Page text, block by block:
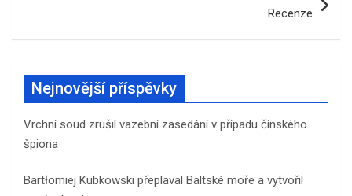
Recenze
Nejnovější příspěvky
Vrchní soud zrušil vazební zasedání v případu čínského
špiona
Bartłomiej Kubkowski přeplaval Baltské moře a vytvořil